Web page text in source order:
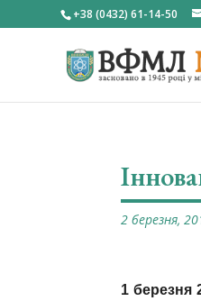
+38 (0432) 61-14-50
2 березня,
1 березня